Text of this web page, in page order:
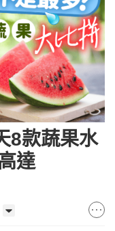
8款蔬果水
達